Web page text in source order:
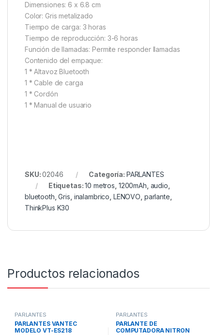
Dimensiones: 6 x 6.8 cm
Color: Gris metalizado
Tiempo de carga: 3 horas
Tiempo de reproducción: 3-6 horas
Función de llamadas: Permite responder llamadas
Contenido del empaque:
1 * Altavoz Bluetooth
1 * Cable de carga
1 * Cordón
1 * Manual de usuario
SKU:02046 Categoría: PARLANTES
Etiquetas:10 metros 1200mAh audio
bluetooth ,Gris inalambrico LENOVO parlante
ThinkPlus K30
Productos relacionados
PARLANTES
PARLANTES VANTEC
MODELO VT-ES218
PARLANTES
PARLANTE DE
COMPUTADORA NITRON